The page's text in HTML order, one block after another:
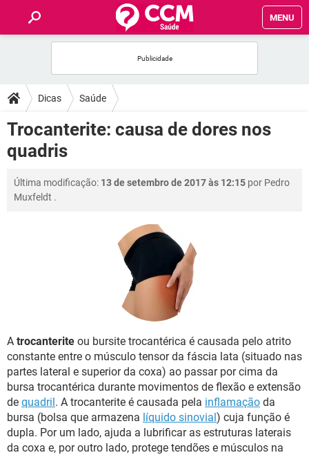
MENU
FÓRUM
SAÚDE
FAMÍLIA
NUTRIÇÃO
Dicas Saúde
Trocanterite: causa de dores nos
quadris
Última modificação: 13 de setembro de 2017 às 12:15 por Pedro
Muxfeldt .
A trocanterite ou bursite trocantérica é causada pelo atrito
constante entre o músculo tensor da fáscia lata (situado nas
partes lateral e superior da coxa) ao passar por cima da
bursa trocantérica durante movimentos de flexão e extensão
de quadril. A trocanterite é causada pela inflamação da
bursa (bolsa que armazena líquido sinovial) cuja função é
dupla. Por um lado, ajuda a lubrificar as estruturas laterais
da coxa e, por outro lado, protege tendões e músculos na